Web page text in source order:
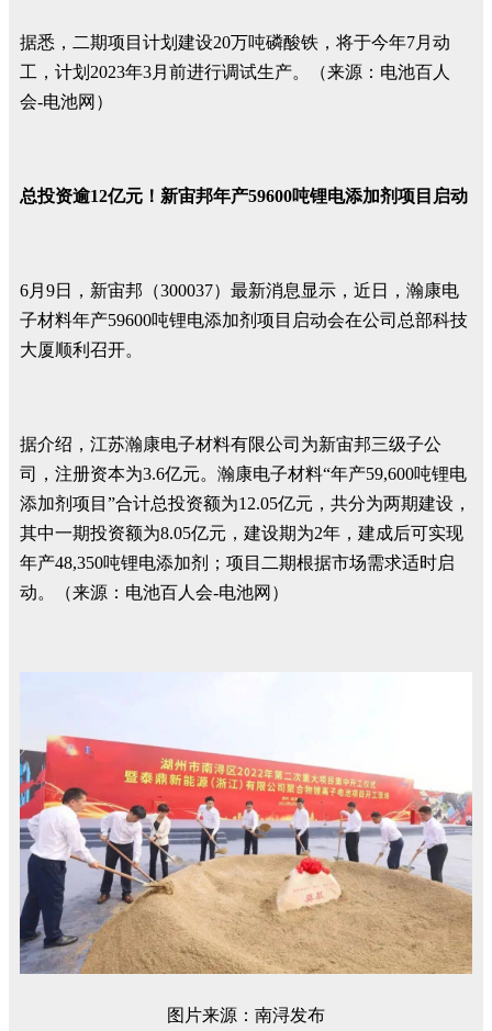
据悉，二期项目计划建设20万吨磷酸铁，将于今年7月动
工，计划2023年3月前进行调试生产。（来源：电池百人
会-电池网）
总投资逾12亿元！新宙邦年产59600吨锂电添加剂项目启动
6月9日，新宙邦（300037）最新消息显示，近日，瀚康电
子材料年产59600吨锂电添加剂项目启动会在公司总部科技
大厦顺利召开。
据介绍，江苏瀚康电子材料有限公司为新宙邦三级子公
司，注册资本为3.6亿元。瀚康电子材料“年产59,600吨锂电
添加剂项目”合计总投资额为12.05亿元，共分为两期建设，
其中一期投资额为8.05亿元，建设期为2年，建成后可实现
年产48,350吨锂电添加剂；项目二期根据市场需求适时启
动。（来源：电池百人会-电池网）
图片来源：南浔发布